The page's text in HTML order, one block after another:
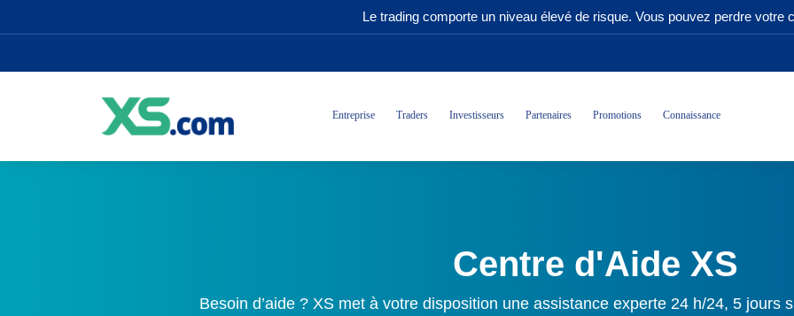
Le trading comporte un niveau élevé de risque. Vous pouvez perdre votre
Entreprise Traders Investisseurs Partenaires Promotions Connaissance
Centre d'Aide XS
Besoin d’aide ? XS met à votre disposition une assistance experte 24 h/24, 5 jours